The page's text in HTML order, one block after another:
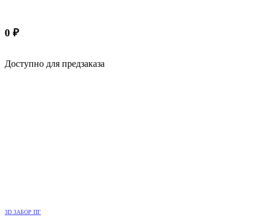
0 ₽
Доступно для предзаказа
3D ЗАБОР ПГ